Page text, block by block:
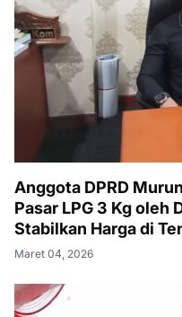
Anggota DPRD
Pasar LPG 3 Kg oleh
Stabilkan Harga di
Maret 04, 2026